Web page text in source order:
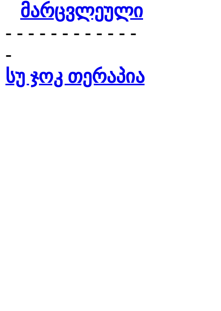
მარცვლეული
- - - - - - - - - - - -
-
სუ ჯოკ თერაპია